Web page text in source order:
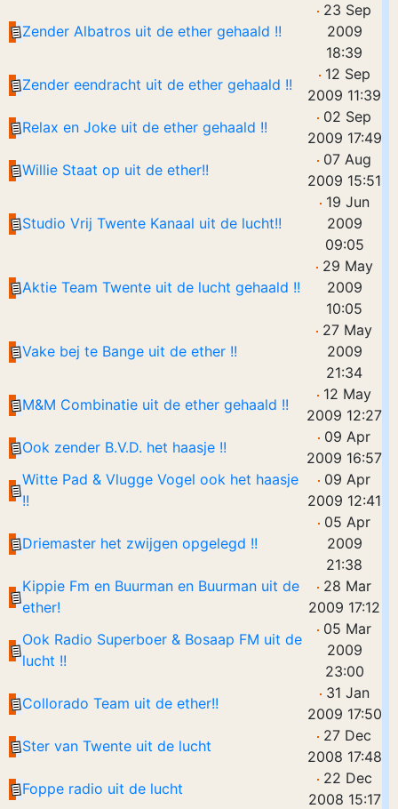
Zender Albatros uit de ether gehaald !!
23 Sep
2009
18:39
Zender eendracht uit de ether gehaald !!
12 Sep
2009 11:39
Relax en Joke uit de ether gehaald !!
02 Sep
2009 17:49
Willie Staat op uit de ether!!
07 Aug
2009 15:51
Studio Vrij Twente Kanaal uit de lucht!!
19 Jun
2009
09:05
Aktie Team Twente uit de lucht gehaald !!
29 May
2009
10:05
Vake bej te Bange uit de ether !!
27 May
2009
21:34
M&M Combinatie uit de ether gehaald !!
12 May
2009 12:27
Ook zender B.V.D. het haasje !!
09 Apr
2009 16:57
Witte Pad & Vlugge Vogel ook het haasje
!!
09 Apr
2009 12:41
Driemaster het zwijgen opgelegd !!
05 Apr
2009
21:38
Kippie Fm en Buurman en Buurman uit de
ether!
28 Mar
2009 17:12
Ook Radio Superboer & Bosaap FM uit de
lucht !!
05 Mar
2009
23:00
Collorado Team uit de ether!!
31 Jan
2009 17:50
Ster van Twente uit de lucht
27 Dec
2008 17:48
Foppe radio uit de lucht
22 Dec
2008 15:17